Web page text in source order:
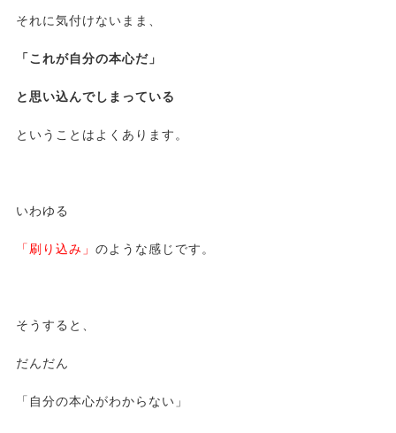
それに気付けないまま、
「これが自分の本心だ」
と思い込んでしまっている
ということはよくあります。
いわゆる
「刷り込み」 のような感じです。
そうすると、
だんだん
「自分の本心がわからない」